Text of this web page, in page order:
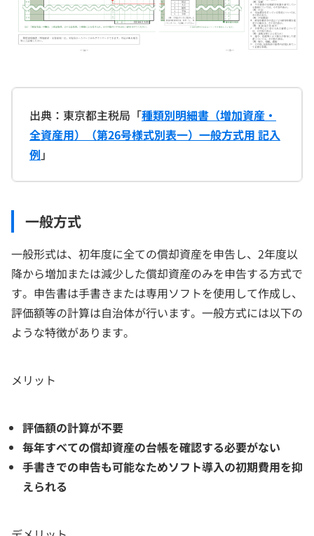
出典：東京都主税局「種類別明細書（増加資産・
全資産用）（第26号様式別表一）一般方式用 記入
例 」
一般方式
一般形式は、初年度に全ての償却資産を申告し、2年度以
降から増加または減少した償却資産のみを申告する方式で
す。申告書は手書きまたは専用ソフトを使用して作成し、
評価額等の計算は自治体が行います。一般方式には以下の
ような特徴があります。
メリット
評価額の計算が不要
毎年すべての償却資産の台帳を確認する必要がない
手書きでの申告も可能なためソフト導入の初期費用を抑
えられる